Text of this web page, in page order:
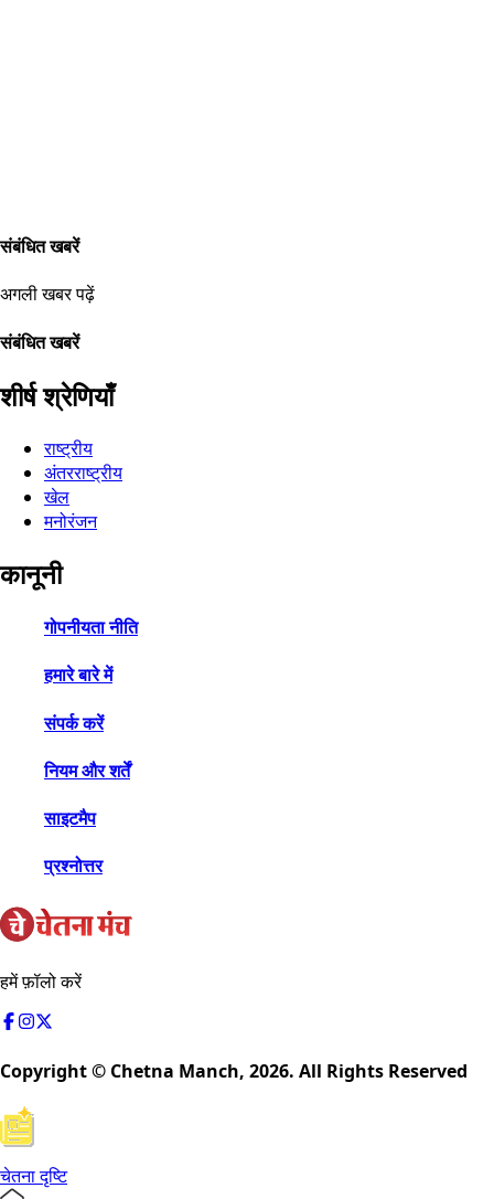
संबंधित खबरें
अगली खबर पढ़ें
संबंधित खबरें
शीर्ष श्रेणियाँ
राष्ट्रीय
अंतरराष्ट्रीय
खेल
मनोरंजन
कानूनी
गोपनीयता नीति
हमारे बारे में
संपर्क करें
नियम और शर्तें
साइटमैप
प्रश्नोत्तर
हमें फ़ॉलो करें
Copyright © Chetna Manch, 2026. All Rights Reserved
चेतना दृष्टि